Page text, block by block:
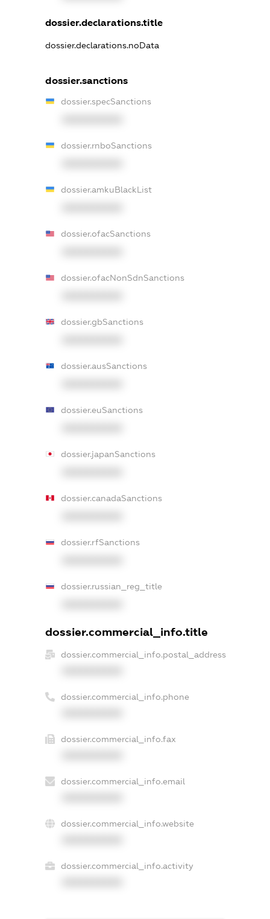
dossier.declarations.title
dossier.declarations.noData
dossier.sanctions
dossier.specSanctions
dossier.rnboSanctions
dossier.amkuBlackList
dossier.ofacSanctions
dossier.ofacNonSdnSanctions
dossier.gbSanctions
dossier.ausSanctions
dossier.euSanctions
dossier.japanSanctions
dossier.canadaSanctions
dossier.rfSanctions
dossier.russian_reg_title
dossier.commercial_info.title
dossier.commercial_info.postal_address
dossier.commercial_info.phone
dossier.commercial_info.fax
dossier.commercial_info.email
dossier.commercial_info.website
dossier.commercial_info.activity